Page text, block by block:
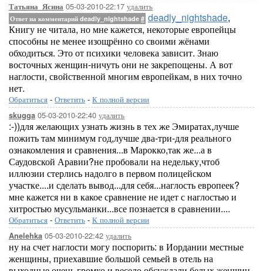
Татьяна_Ясина 05-03-2010-22:17 удалить
Ответ на комментарий deadly_nightshade # deadly_nightshade,
Книгу не читала, но мне кажется, некоторые европейцы
способны не менее изощрённо со своими жёнами
обходиться. Это от психики человека зависит. Знаю
восточных женщин-ничуть они не закрепощены. А вот
наглости, свойственной многим европейкам, в них точно
нет.
Обратиться - Ответить - К полной версии
skugga 05-03-2010-22:40 удалить
:-))для желающих узнать жизнь в тех же Эмиратах,лучше
пожить там минимум год,лучше два-три-для реального
ознакомления и сравнения...в Марокко,так же...а в
Саудовской Аравии?не пробовали на недельку,чтоб
иллюзии стерлись надолго в первом полицейском
участке....и сделать вывод...для себя...наглость европеек?
мне кажется ни в какое сравнение не идет с наглостью и
хитростью мусульманки...все познается в сравнении....
Обратиться - Ответить - К полной версии
Anelehka 05-03-2010-22:42 удалить
ну на счет наглости могу поспорить: в Иордании местные
женщины, приехавшие большой семьей в отель на